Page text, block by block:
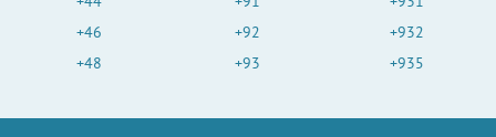
+46
+48
+92
+93
+932
+935